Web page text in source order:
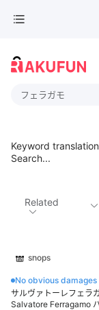
フェラガモ
Keyword
Search...
Related
shops
No obvious damages
サルヴァトーレフェラ
Salvatore Ferragamo